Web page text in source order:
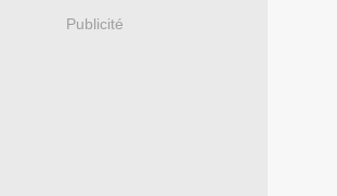
Publicité